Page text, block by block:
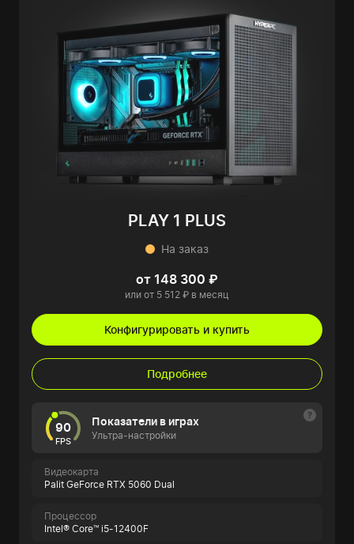
PLAY 1 PLUS
На заказ
от 148 300 ₽
или от 5 512 ₽ в месяц
Конфигурировать и купить
Подробнее
90
FPS
Показатели в играх
Ультра-настройки
Видеокарта
Palit GeForce RTX 5060 Dual
Процессор
Intel® Core™ i5-12400F